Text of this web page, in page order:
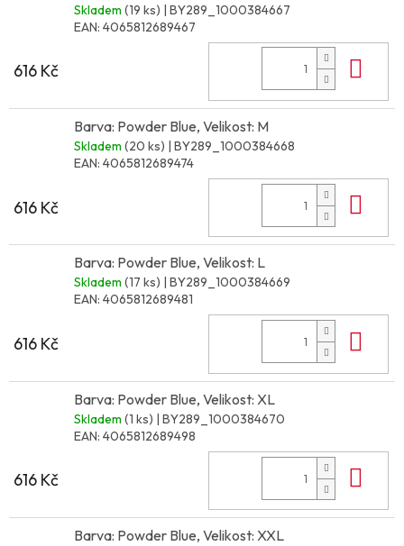
Skladem (19 ks) | BY289_1000384667
EAN: 4065812689467
616 Kč
Barva: Powder Blue, Velikost: M
Skladem (20 ks) | BY289_1000384668
EAN: 4065812689474
616 Kč
Barva: Powder Blue, Velikost: L
Skladem (17 ks) | BY289_1000384669
EAN: 4065812689481
616 Kč
Barva: Powder Blue, Velikost: XL
Skladem (1 ks) | BY289_1000384670
EAN: 4065812689498
616 Kč
Barva: Powder Blue, Velikost: XXL